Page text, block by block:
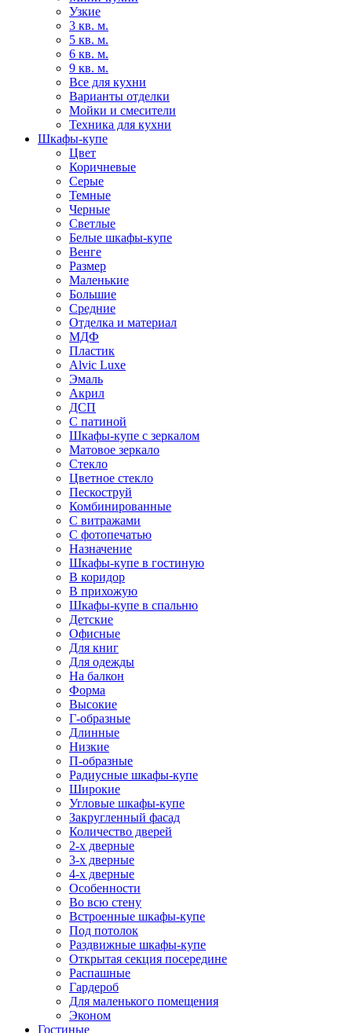
Узкие
3 кв. м.
5 кв. м.
6 кв. м.
9 кв. м.
Все для кухни
Варианты отделки
Мойки и смесители
Техника для кухни
Шкафы-купе
Цвет
Коричневые
Серые
Темные
Черные
Светлые
Белые шкафы-купе
Венге
Размер
Маленькие
Большие
Средние
Отделка и материал
МДФ
Пластик
Alvic Luxe
Эмаль
Акрил
ДСП
С патиной
Шкафы-купе с зеркалом
Матовое зеркало
Стекло
Цветное стекло
Пескоструй
Комбинированные
С витражами
С фотопечатью
Назначение
Шкафы-купе в гостиную
В коридор
В прихожую
Шкафы-купе в спальню
Детские
Офисные
Для книг
Для одежды
На балкон
Форма
Высокие
Г-образные
Длинные
Низкие
П-образные
Радиусные шкафы-купе
Широкие
Угловые шкафы-купе
Закругленный фасад
Количество дверей
2-х дверные
3-х дверные
4-х дверные
Особенности
Во всю стену
Встроенные шкафы-купе
Под потолок
Раздвижные шкафы-купе
Открытая секция посередине
Распашные
Гардероб
Для маленького помещения
Эконом
Гостиные